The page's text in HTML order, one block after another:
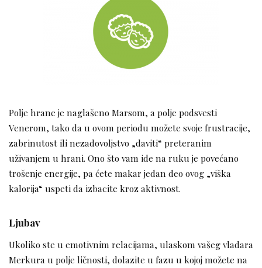
Polje hrane je naglašeno Marsom, a polje podsvesti
Venerom, tako da u ovom periodu možete svoje frustracije,
zabrinutost ili nezadovoljstvo „daviti“ preteranim
uživanjem u hrani. Ono što vam ide na ruku je povećano
trošenje energije, pa ćete makar jedan deo ovog „viška
kalorija“ uspeti da izbacite kroz aktivnost.
Ljubav
Ukoliko ste u emotivnim relacijama, ulaskom vašeg vladara
Merkura u polje ličnosti, dolazite u fazu u kojoj možete na